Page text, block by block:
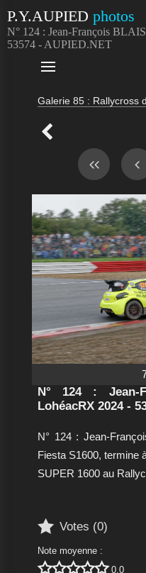
P.Y.AUPIED photos
N° 124 : Jean-François
53574 - AUPIED.NET

Galerie 85 : Rallycross

N° 124 : Jean-
LohéacRX 2024 -
N° 124 : Jean-
Fiesta S1600, termine
SUPER 1600 au
 Votes (0)
Note moyenne :
 0,0